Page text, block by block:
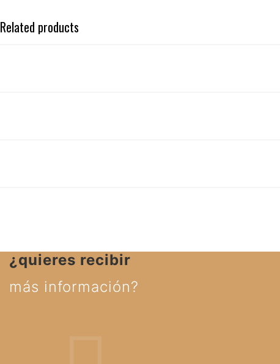
Related products
¿quieres recibir
más información?